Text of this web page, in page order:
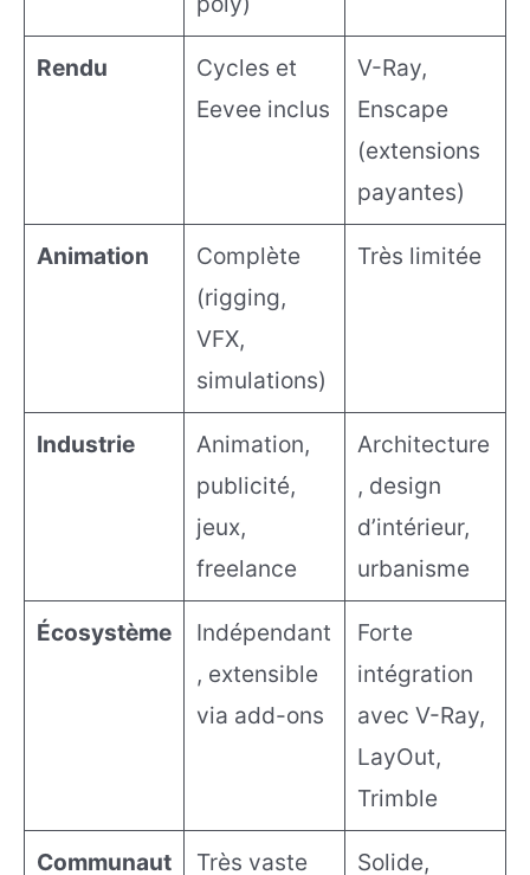
Rendu
Cycles et
Eevee inclus
V-Ray,
Enscape
(extensions
payantes)
Animation
Complète
(rigging,
VFX,
simulations)
Très limitée
Industrie
Animation,
publicité,
jeux,
freelance
Architecture
, design
d’intérieur,
urbanisme
Écosystème
Indépendant
, extensible
via add-ons
Forte
intégration
avec V-Ray,
LayOut,
Trimble
Communaut Très vaste Solide,